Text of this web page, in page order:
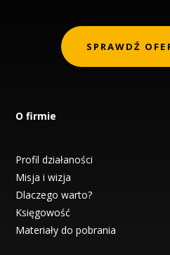
SPRAWDŹ
O firmie
Profil działaności
Misja i wizja
Dlaczego warto?
Księgowość
Materiały do pobrania